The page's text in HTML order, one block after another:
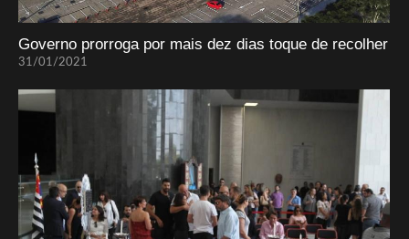
Governo prorroga por mais dez dias toque de recolher
31/01/2021